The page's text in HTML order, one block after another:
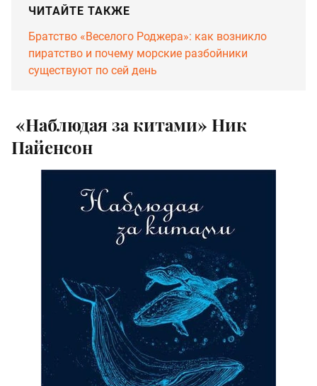
ЧИТАЙТЕ ТАКЖЕ
Братство «Веселого Роджера»: как возникло
пиратство и почему морские разбойники
существуют по сей день
«Наблюдая за китами» Ник
Пайенсон